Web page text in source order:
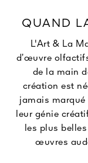
QUAND
L'Art & La
d’œuvre
de la main
création est
jamais marqué
leur génie
les plus
œuvres